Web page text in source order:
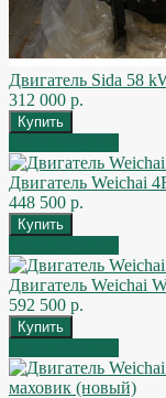
Двигатель Sida 58
312 000 р.
Двигатель Weichai
448 500 р.
Двигатель Weichai
592 500 р.